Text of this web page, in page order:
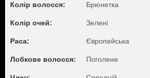
Колір волосся: Брюнетка
Колір очей: Зелені
Раса: Європейська
Лобкове волосся: Поголене